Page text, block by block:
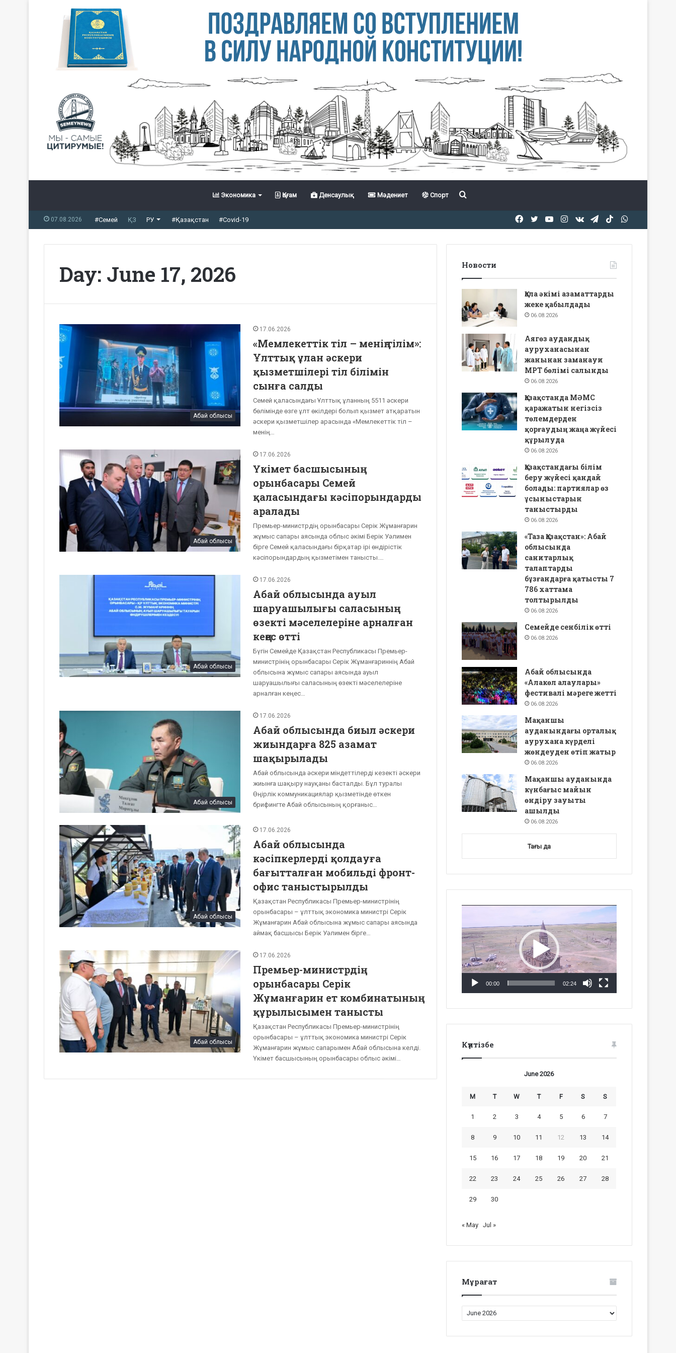
Экономика Қоғам Денсаулық Мәдениет Спорт
07.08.2026 #Семей ҚЗ РУ #Қазақстан #Covid-19 TikTok
Telegram
vk.com
Instagram
YouTube
Twitter
Facebook
Day: June 17, 2026
Абай облысы
17.06.2026
«Мемлекеттік тіл – менің тілім»:
Ұлттық ұлан әскери
қызметшілері тіл білімін
сынға салды
Семей қаласындағы Ұлттық ұланның 5511 әскери
бөлімінде өзге ұлт өкілдері болып қызмет атқаратын
әскери қызметшілер арасында «Мемлекеттік тіл –
менің…
Абай облысы
17.06.2026
Үкімет басшысының
орынбасары Семей
қаласындағы кәсіпорындарды
аралады
Премьер-министрдің орынбасары Серік Жұманғарин
жұмыс сапары аясында облыс әкімі Берік Уәлимен
бірге Семей қаласындағы бірқатар ірі өндірістік
кәсіпорындардың қызметімен танысты.…
Абай облысы
17.06.2026
Абай облысында ауыл
шаруашылығы саласының
өзекті мәселелеріне арналған
кеңес өтті
Бүгін Семейде Қазақстан Республикасы Премьер-
министрінің орынбасары Серік Жұманғариннің Абай
облысына жұмыс сапары аясында ауыл
шаруашылығы саласының өзекті мәселелеріне
арналған кеңес…
Абай облысы
17.06.2026
Абай облысында биыл әскери
жиындарға 825 азамат
шақырылады
Абай облысында әскери міндеттілерді кезекті әскери
жиынға шақыру науқаны басталды. Бұл туралы
Өңірлік коммуникациялар қызметінде өткен
брифингте Абай облысының қорғаныс…
Абай облысы
17.06.2026
Абай облысында
кәсіпкерлерді қолдауға
бағытталған мобильді фронт-
офис таныстырылды
Қазақстан Республикасы Премьер-министрінің
орынбасары – ұлттық экономика министрі Серік
Жұманғарин Абай облысына жұмыс сапары аясында
аймақ басшысы Берік Уәлимен бірге…
Абай облысы
17.06.2026
Премьер-министрдің
орынбасары Серік
Жұманғарин ет комбинатының
құрылысымен танысты
Қазақстан Республикасы Премьер-министрінің
орынбасары – ұлттық экономика министрі Серік
Жұманғарин жұмыс сапарымен Абай облысына келді.
Үкімет басшысының орынбасары облыс әкімі…
Новости
Қала әкімі азаматтарды
жеке қабылдады
06.08.2026
Аягөз аудандық
ауруханасынан
жанынан заманауи
МРТ бөлімі салынды
06.08.2026
Қазақстанда МӘМС
қаражатын негізсіз
төлемдерден
қорғаудың жаңа жүйесі
құрылуда
06.08.2026
Қазақстандағы білім
беру жүйесі қандай
болады: партиялар өз
ұсыныстарын
таныстырды
06.08.2026
«Таза Қазақстан»: Абай
облысында
санитарлық
талаптарды
бұзғандарға қатысты 7
786 хаттама
толтырылды
06.08.2026
Семейде сенбілік өтті
06.08.2026
Абай облысында
«Алакөл алаулары»
фестивалі мәреге жетті
06.08.2026
Мақаншы
ауданындағы орталық
аурухана күрделі
жөндеуден өтіп жатыр
06.08.2026
Мақаншы ауданында
күнбағыс майын
өндіру зауыты
ашылды
06.08.2026
Тағы да
00:00 02:24
Күнтізбе
June 2026
M T W T F S S
1 2 3 4 5 6 7
8 9 10 11 12 13 14
15 16 17 18 19 20 21
22 23 24 25 26 27 28
29 30
« May Jul »
Мұрағат
Мұрағат